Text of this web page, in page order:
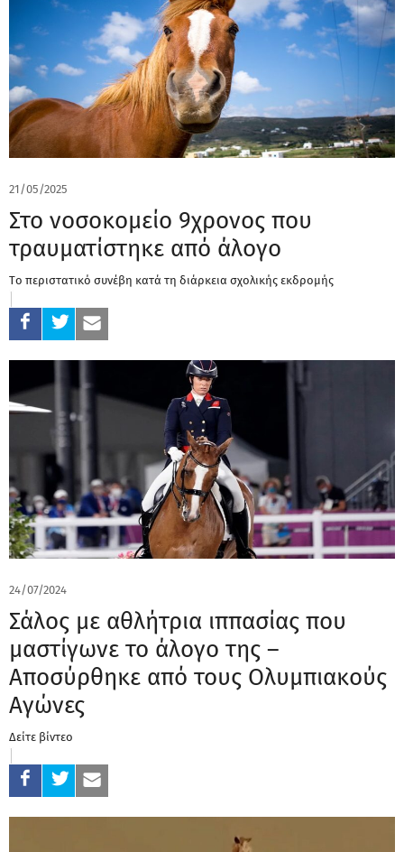
21/05/2025
Στο νοσοκομείο 9χρονος που
τραυματίστηκε από άλογο
Tο περιστατικό συνέβη κατά τη διάρκεια σχολικής εκδρομής
24/07/2024
Σάλος με αθλήτρια ιππασίας που
μαστίγωνε το άλογο της –
Αποσύρθηκε από τους Ολυμπιακούς
Αγώνες
Δείτε βίντεο